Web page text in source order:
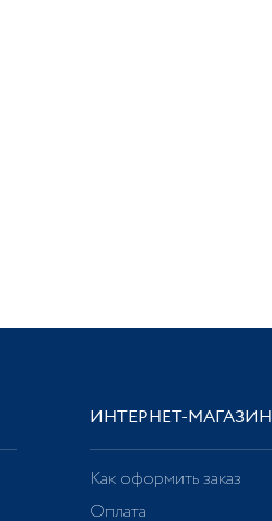
ИНТЕРНЕТ-МАГАЗИН
Как оформить заказ
Оплата